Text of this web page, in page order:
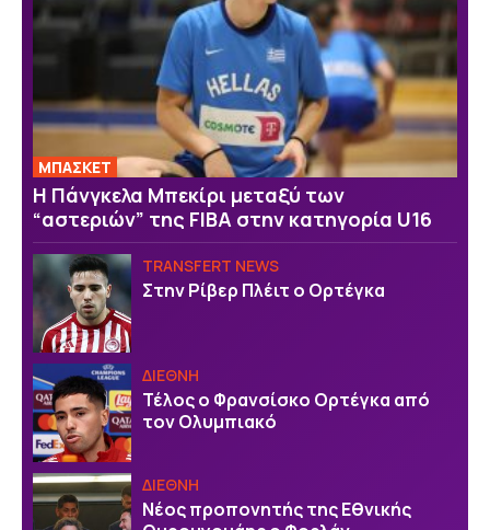
ΜΠΑΣΚΕΤ
H Πάνγκελα Μπεκίρι μεταξύ των
“αστεριών” της FIBA στην κατηγορία U16
TRANSFERT NEWS
Στην Ρίβερ Πλέιτ ο Ορτέγκα
ΔΙΕΘΝΗ
Τέλος ο Φρανσίσκο Ορτέγκα από
τον Ολυμπιακό
ΔΙΕΘΝΗ
Νέος προπονητής της Εθνικής